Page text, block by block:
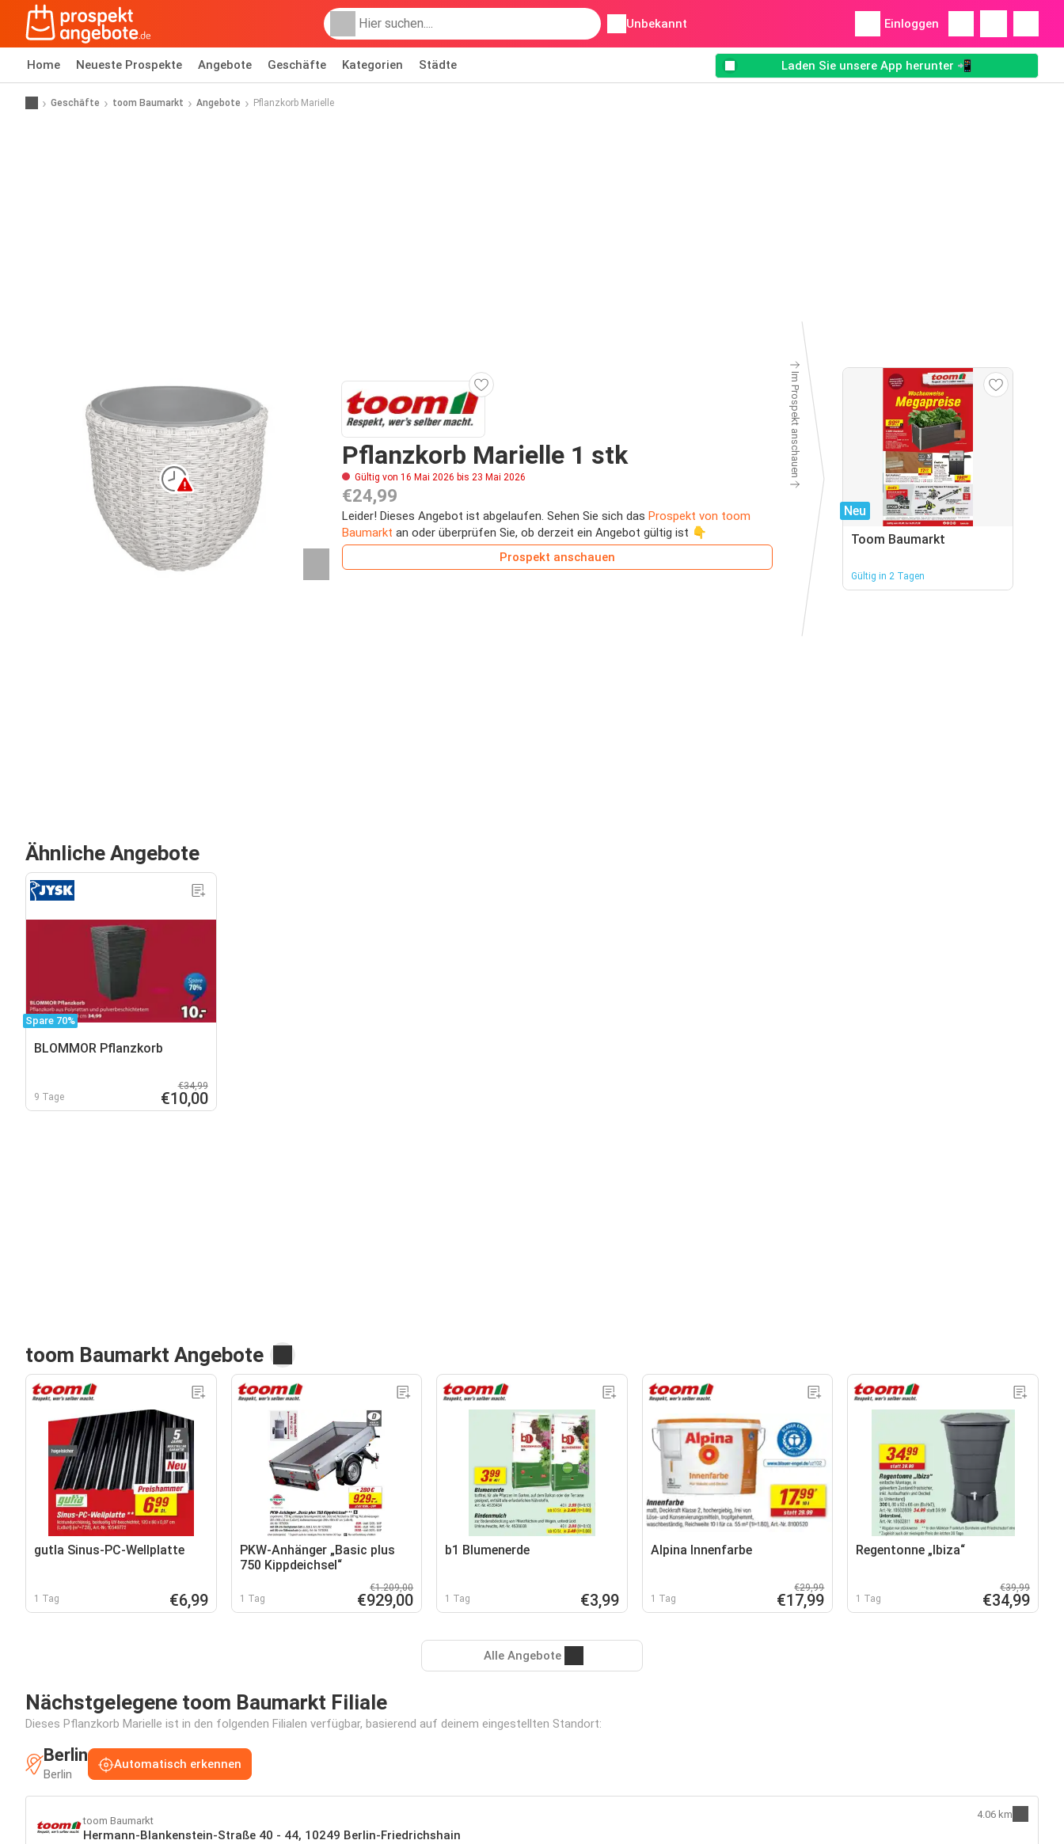
Unbekannt Einloggen
Home Neueste Prospekte Angebote Geschäfte Kategorien Städte Laden Sie unsere App herunter 📲
Geschäfte toom Baumarkt Angebote Pflanzkorb Marielle
Pflanzkorb Marielle 1 stk
Gültig von 16 Mai 2026 bis 23 Mai 2026
€24,99
Leider! Dieses Angebot ist abgelaufen. Sehen Sie sich das Prospekt von toom
Baumarkt an oder überprüfen Sie, ob derzeit ein Angebot gültig ist 👇
Prospekt anschauen
Im Prospekt anschauen
Neu
Toom Baumarkt
Gültig in 2 Tagen
Ähnliche Angebote
Spare 70%
BLOMMOR Pflanzkorb
9 Tage
€34,99
€10,00
toom Baumarkt Angebote
gutla Sinus-PC-Wellplatte
1 Tag €6,99
PKW-Anhänger „Basic plus
750 Kippdeichsel“
1 Tag
€1.209,00
€929,00
b1 Blumenerde
1 Tag €3,99
Alpina Innenfarbe
1 Tag
€29,99
€17,99
Regentonne „Ibiza“
1 Tag
€39,99
€34,99
Alle Angebote
Nächstgelegene toom Baumarkt Filiale
Dieses Pflanzkorb Marielle ist in den folgenden Filialen verfügbar, basierend auf deinem eingestellten Standort:
Berlin
Berlin
Automatisch erkennen
toom Baumarkt
Hermann-Blankenstein-Straße 40 - 44, 10249 Berlin-Friedrichshain
4.06 km